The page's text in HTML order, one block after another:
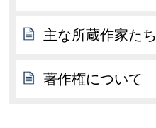
主な所蔵作家たち
著作権について